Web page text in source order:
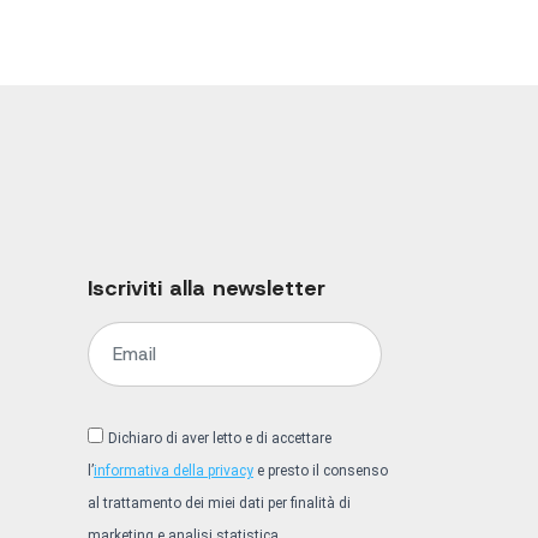
Iscriviti alla newsletter
Dichiaro di aver letto e di accettare
l’informativa della privacy e presto il consenso
al trattamento dei miei dati per finalità di